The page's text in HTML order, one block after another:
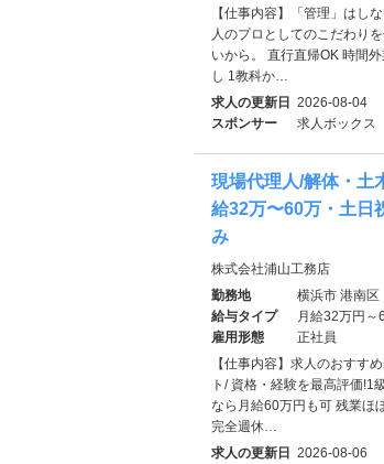
【仕事内容】「管理」はし
人のプロとしてのこだわり
いから。 直行直帰OK 時間
し 1教科か…
求人の更新日 2026-08-04
スポンサー
求人ボックス
現場代理人/解体・土
給32万〜60万・土日
み
株式会社浦山工務店
勤務地
横浜市 港南区
給与タイプ
月給32万円～
雇用形態
正社員
【仕事内容】求人のおすす
ト/ 資格・経験を最高評価!1
なら月給60万円も可 残業ほ
完全週休…
求人の更新日 2026-08-06